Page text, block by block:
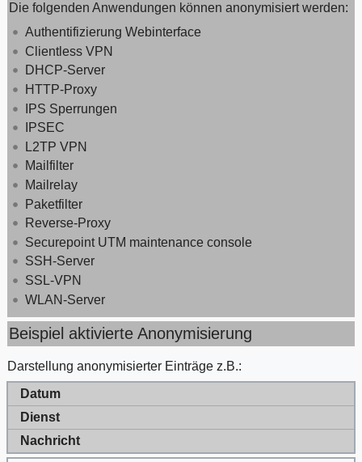
Die folgenden Anwendungen können anonymisiert werden:
Authentifizierung Webinterface
Clientless VPN
DHCP-Server
HTTP-Proxy
IPS Sperrungen
IPSEC
L2TP VPN
Mailfilter
Mailrelay
Paketfilter
Reverse-Proxy
Securepoint UTM maintenance console
SSH-Server
SSL-VPN
WLAN-Server
Beispiel aktivierte Anonymisierung
Darstellung anonymisierter Einträge z.B.:
Datum
Dienst
Nachricht